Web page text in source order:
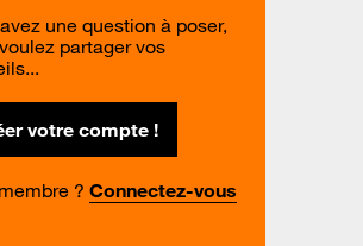
une question à poser,
partager vos
votre compte !
? Connectez-vous